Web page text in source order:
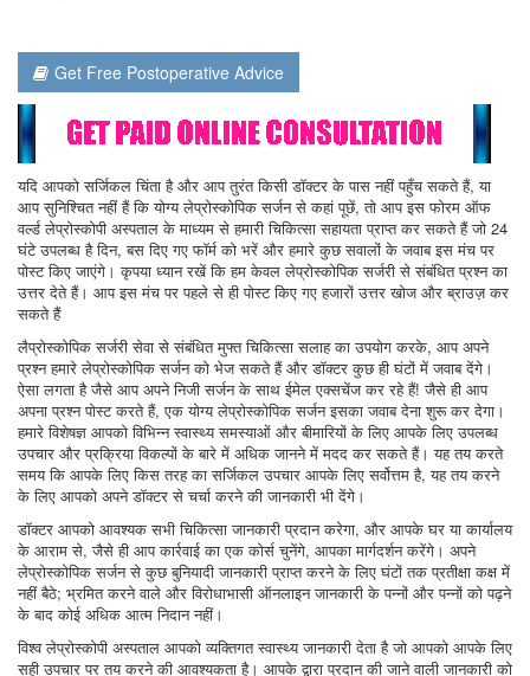
Get Free Postoperative Advice
यदि आपको सर्जिकल चिंता है और आप तुरंत किसी डॉक्टर के पास नहीं पहुँच सकते हैं, या
आप सुनिश्चित नहीं हैं कि योग्य लेप्रोस्कोपिक सर्जन से कहां पूछें, तो आप इस फोरम ऑफ
वर्ल्ड लेप्रोस्कोपी अस्पताल के माध्यम से हमारी चिकित्सा सहायता प्राप्त कर सकते हैं जो 24
घंटे उपलब्ध है दिन, बस दिए गए फॉर्म को भरें और हमारे कुछ सवालों के जवाब इस मंच पर
पोस्ट किए जाएंगे। कृपया ध्यान रखें कि हम केवल लेप्रोस्कोपिक सर्जरी से संबंधित प्रश्न का
उत्तर देते हैं। आप इस मंच पर पहले से ही पोस्ट किए गए हजारों उत्तर खोज और ब्राउज़ कर
सकते हैं
लैप्रोस्कोपिक सर्जरी सेवा से संबंधित मुफ्त चिकित्सा सलाह का उपयोग करके, आप अपने
प्रश्न हमारे लेप्रोस्कोपिक सर्जन को भेज सकते हैं और डॉक्टर कुछ ही घंटों में जवाब देंगे।
ऐसा लगता है जैसे आप अपने निजी सर्जन के साथ ईमेल एक्सचेंज कर रहे हैं! जैसे ही आप
अपना प्रश्न पोस्ट करते हैं, एक योग्य लेप्रोस्कोपिक सर्जन इसका जवाब देना शुरू कर देगा।
हमारे विशेषज्ञ आपको विभिन्न स्वास्थ्य समस्याओं और बीमारियों के लिए आपके लिए उपलब्ध
उपचार और प्रक्रिया विकल्पों के बारे में अधिक जानने में मदद कर सकते हैं। यह तय करते
समय कि आपके लिए किस तरह का सर्जिकल उपचार आपके लिए सर्वोत्तम है, यह तय करने
के लिए आपको अपने डॉक्टर से चर्चा करने की जानकारी भी देंगे।
डॉक्टर आपको आवश्यक सभी चिकित्सा जानकारी प्रदान करेगा, और आपके घर या कार्यालय
के आराम से, जैसे ही आप कार्रवाई का एक कोर्स चुनेंगे, आपका मार्गदर्शन करेंगे। अपने
लेप्रोस्कोपिक सर्जन से कुछ बुनियादी जानकारी प्राप्त करने के लिए घंटों तक प्रतीक्षा कक्ष में
नहीं बैठे; भ्रमित करने वाले और विरोधाभासी ऑनलाइन जानकारी के पन्नों और पन्नों को पढ़ने
के बाद कोई अधिक आत्म निदान नहीं।
विश्व लेप्रोस्कोपी अस्पताल आपको व्यक्तिगत स्वास्थ्य जानकारी देता है जो आपको आपके लिए
सही उपचार पर तय करने की आवश्यकता है। आपके द्वारा प्रदान की जाने वाली जानकारी को